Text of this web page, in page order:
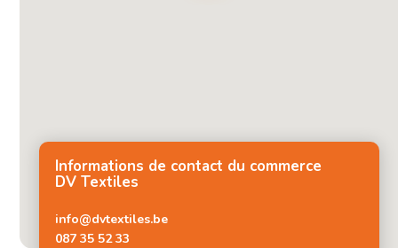
Informations de contact du commerce
DV Textiles
info@dvtextiles.be
087 35 52 33